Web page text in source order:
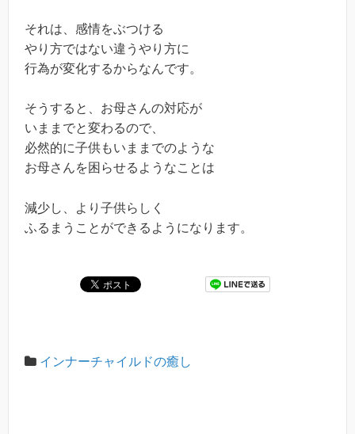
それは、感情をぶつける
やり方ではない違うやり方に
行為が変化するからなんです。
そうすると、お母さんの対応が
いままでと変わるので、
必然的に子供もいままでのような
お母さんを困らせるようなことは
減少し、より子供らしく
ふるまうことができるようになります。
インナーチャイルドの癒し